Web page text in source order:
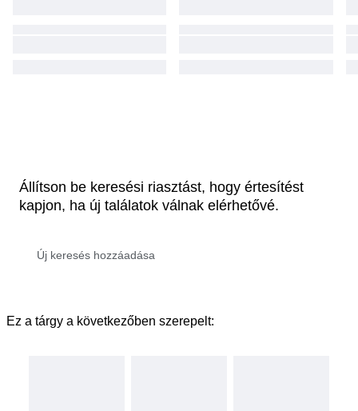
Állítson be keresési riasztást, hogy értesítést
kapjon, ha új találatok válnak elérhetővé.
Ez a tárgy a következőben szerepelt: